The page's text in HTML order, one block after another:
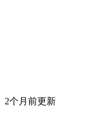
2个月前更新